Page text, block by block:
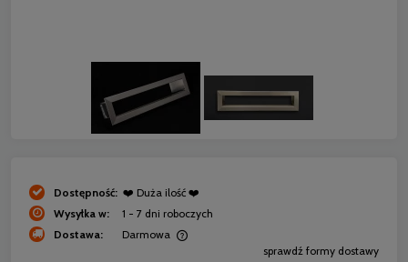
Dostępność: ❤️ Duża ilość ❤️
Wysyłka w:
1 - 7 dni roboczych
Dostawa:
Darmowa
Cena nie zawiera ewentualnych kosztów płatnościsprawdź formy dostawy